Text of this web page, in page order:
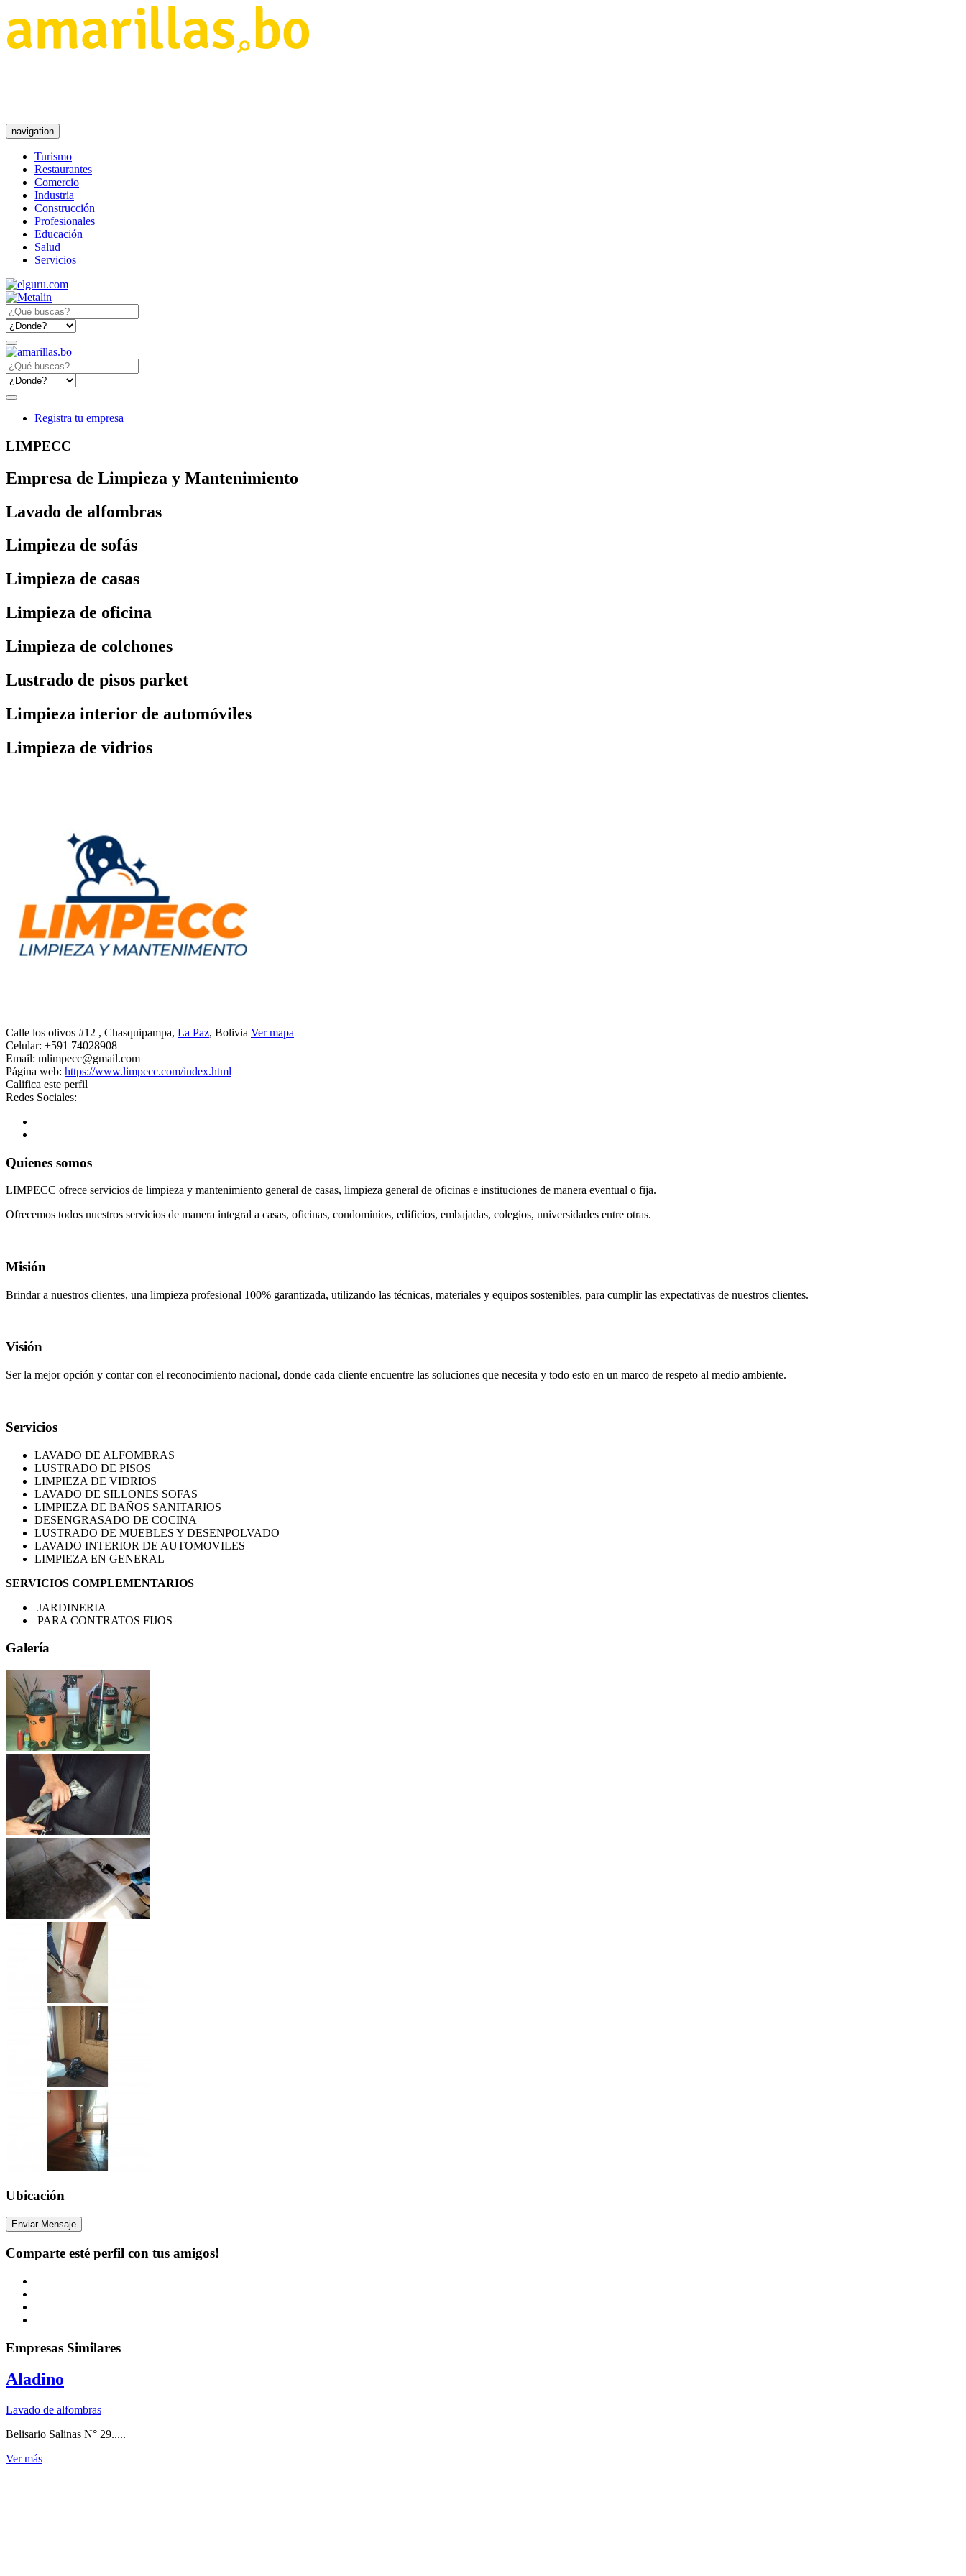
navigation
Turismo
Restaurantes
Comercio
Industria
Construcción
Profesionales
Educación
Salud
Servicios
Registra tu empresa
LIMPECC
Empresa de Limpieza y Mantenimiento
Lavado de alfombras
Limpieza de sofás
Limpieza de casas
Limpieza de oficina
Limpieza de colchones
Lustrado de pisos parket
Limpieza interior de automóviles
Limpieza de vidrios
Calle los olivos #12 , Chasquipampa, La Paz, Bolivia Ver mapa
Celular: +591 74028908
Email: mlimpecc@gmail.com
Página web: https://www.limpecc.com/index.html
Califica este perfil
Redes Sociales:
Quienes somos
LIMPECC ofrece servicios de limpieza y mantenimiento general de casas, limpieza general de oficinas e instituciones de manera eventual o fija.
Ofrecemos todos nuestros servicios de manera integral a casas, oficinas, condominios, edificios, embajadas, colegios, universidades entre otras.
Misión
Brindar a nuestros clientes, una limpieza profesional 100% garantizada, utilizando las técnicas, materiales y equipos sostenibles, para cumplir las expectativas de nuestros clientes.
Visión
Ser la mejor opción y contar con el reconocimiento nacional, donde cada cliente encuentre las soluciones que necesita y todo esto en un marco de respeto al medio ambiente.
Servicios
LAVADO DE ALFOMBRAS
LUSTRADO DE PISOS
LIMPIEZA DE VIDRIOS
LAVADO DE SILLONES SOFAS
LIMPIEZA DE BAÑOS SANITARIOS
DESENGRASADO DE COCINA
LUSTRADO DE MUEBLES Y DESENPOLVADO
LAVADO INTERIOR DE AUTOMOVILES
LIMPIEZA EN GENERAL
SERVICIOS COMPLEMENTARIOS
JARDINERIA
PARA CONTRATOS FIJOS
Galería
Ubicación
Enviar Mensaje
Comparte esté perfil con tus amigos!
Empresas Similares
Aladino
Lavado de alfombras
Belisario Salinas N° 29.....
Ver más